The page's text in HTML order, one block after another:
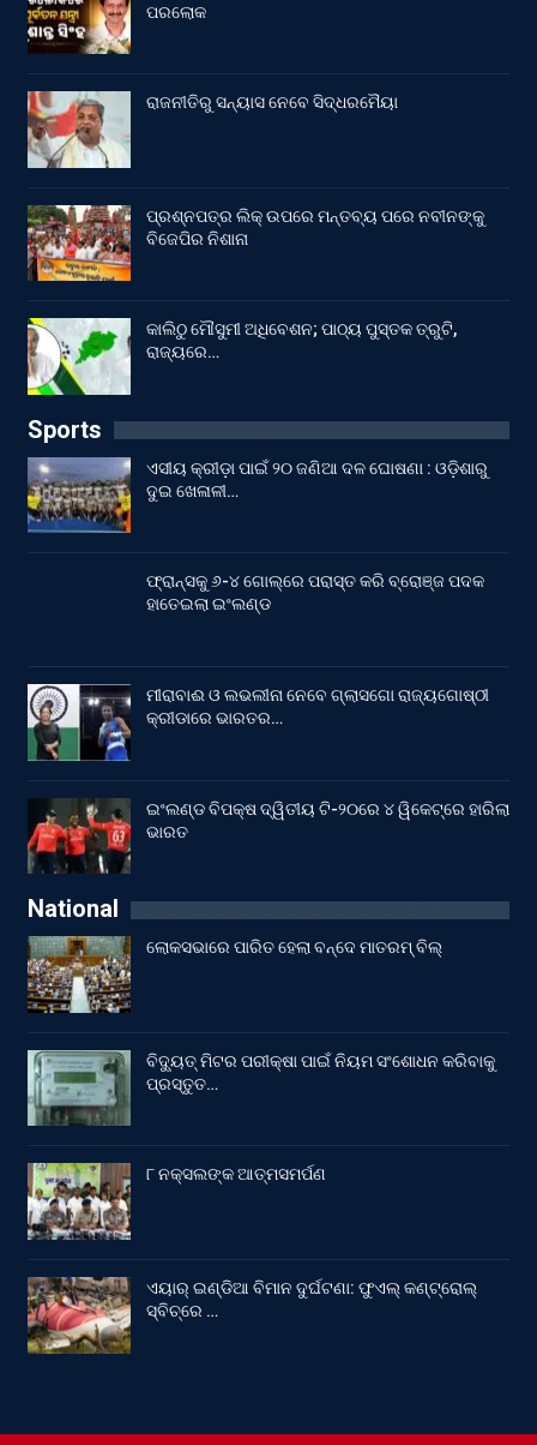
ପରଲୋକ
ରାଜନୀତିରୁ ସନ୍ୟାସ ନେବେ ସିଦ୍ଧରମୈୟା
ପ୍ରଶ୍ନପତ୍ର ଲିକ୍ ଉପରେ ମନ୍ତବ୍ୟ ପରେ ନବୀନଙ୍କୁ
ବିଜେପିର ନିଶାନା
କାଲିଠୁ ମୌସୁମୀ ଅଧିବେଶନ; ପାଠ୍ୟ ପୁସ୍ତକ ତ୍ରୁଟି,
ରାଜ୍ୟରେ…
Sports
ଏସୀୟ କ୍ରୀଡ଼ା ପାଇଁ ୨୦ ଜଣିଆ ଦଳ ଘୋଷଣା : ଓଡ଼ିଶାରୁ
ଦୁଇ ଖେଳାଳୀ…
ଫ୍ରାନ୍ସକୁ ୬-୪ ଗୋଲ୍‌ରେ ପରାସ୍ତ କରି ବ୍ରୋଞ୍ଜ ପଦକ
ହାତେଇଲା ଇଂଲଣ୍ଡ
ମୀରାବାଈ ଓ ଲଭଲୀନା ନେବେ ଗ୍ଲାସଗୋ ରାଜ୍ୟଗୋଷ୍ଠୀ
କ୍ରୀଡାରେ ଭାରତର…
ଇଂଲଣ୍ଡ ବିପକ୍ଷ ଦ୍ୱିତୀୟ ଟି-୨୦ରେ ୪ ୱିକେଟ୍‌ରେ ହାରିଲା
ଭାରତ
National
ଲୋକସଭାରେ ପାରିତ ହେଲା ବନ୍ଦେ ମାତରମ୍‌ ବିଲ୍‌
ବିଦ୍ୟୁତ୍ ମିଟର ପରୀକ୍ଷା ପାଇଁ ନିୟମ ସଂଶୋଧନ କରିବାକୁ
ପ୍ରସ୍ତୁତ…
୮ ନକ୍ସଲଙ୍କ ଆତ୍ମସମର୍ପଣ
ଏୟାର୍ ଇଣ୍ଡିଆ ବିମାନ ଦୁର୍ଘଟଣା: ଫୁଏଲ୍‌ କଣ୍ଟ୍ରୋଲ୍‌
ସ୍ବିଚ୍‌ରେ …